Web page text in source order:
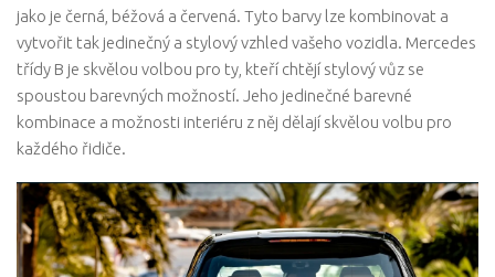
jako je černá, béžová a červená. Tyto barvy lze kombinovat a
vytvořit tak jedinečný a stylový vzhled vašeho vozidla. Mercedes
třídy B je skvělou volbou pro ty, kteří chtějí stylový vůz se
spoustou barevných možností. Jeho jedinečné barevné
kombinace a možnosti interiéru z něj dělají skvělou volbu pro
každého řidiče.